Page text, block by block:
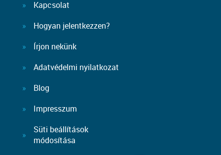
Kapcsolat
Hogyan jelentkezzen?
Írjon nekünk
Adatvédelmi nyilatkozat
Blog
Impresszum
Süti beállítások
módosítása